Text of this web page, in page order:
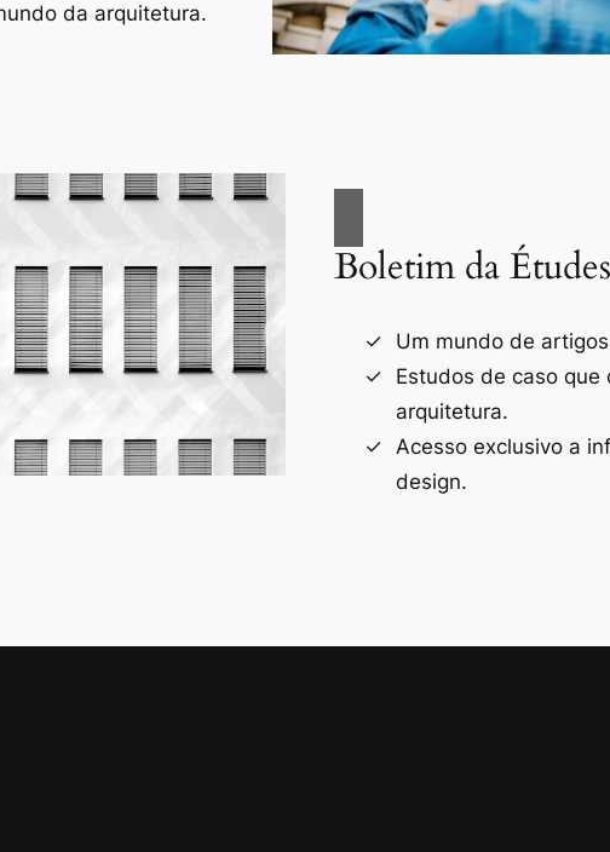
da arquitetura.
Boletim da Études
Um mundo de
Estudos de caso que
arquitetura.
Acesso exclusivo a
design.